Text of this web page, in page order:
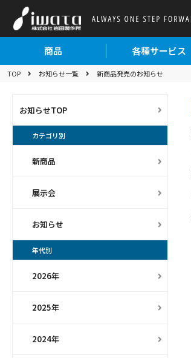
商品 各種サービス
TOP お知らせ一覧 新商品発売のお知らせ
お知らせTOP
カテゴリ別
新商品
展示会
お知らせ
年代別
2026年
2025年
2024年